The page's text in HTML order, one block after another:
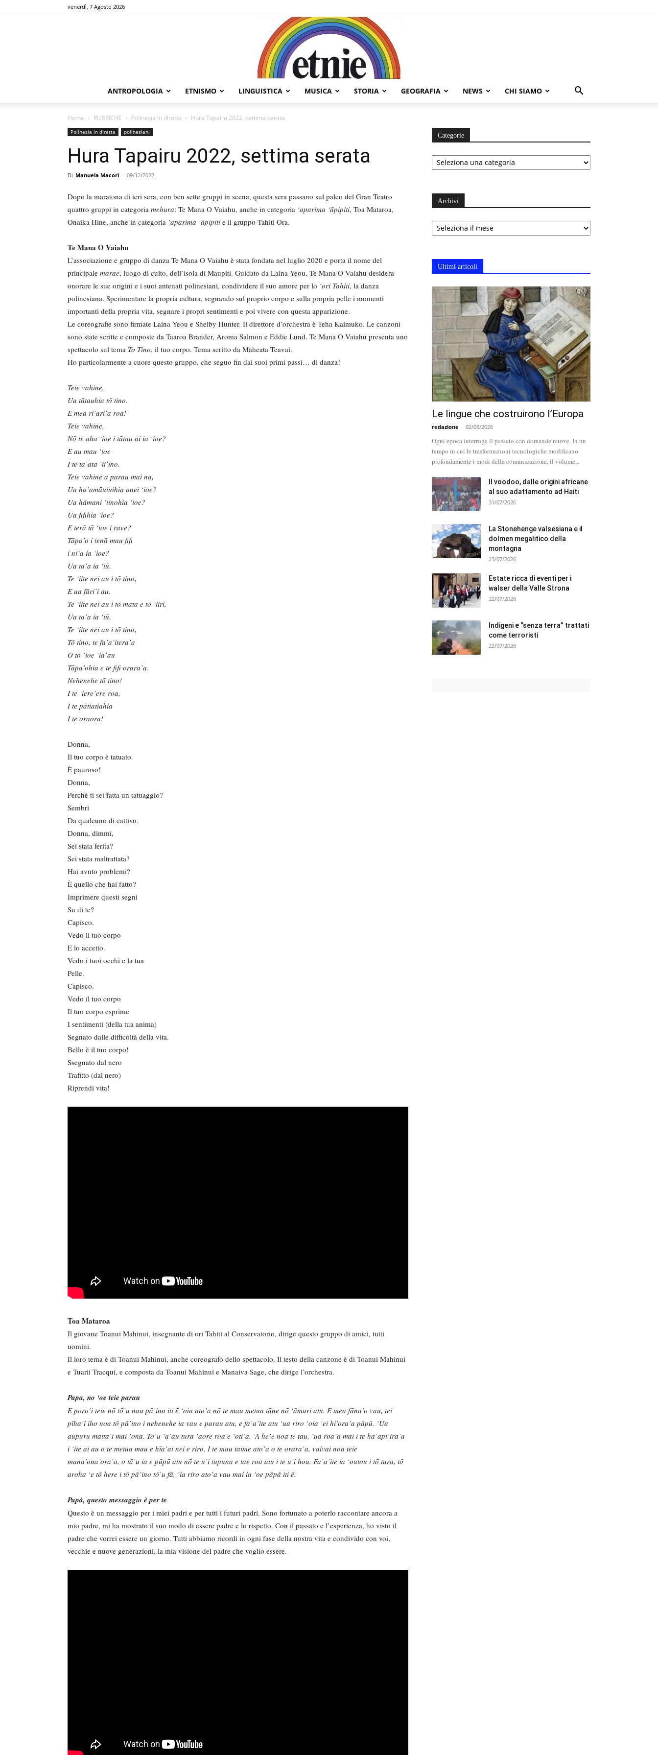
venerdì, 7 Agosto 2026
ANTROPOLOGIA ETNISMO LINGUISTICA MUSICA STORIA GEOGRAFIA NEWS CHI SIAMO
Home RUBRICHE Polinesia in diretta Hura Tapairu 2022, settima serata
Polinesia in diretta polinesiani
Hura Tapairu 2022, settima serata
Di Manuela Macori - 09/12/2022
Dopo la maratona di ieri sera, con ben sette gruppi in scena, questa sera passano sul palco del Gran Teatro
quattro gruppi in categoria mehura: Te Mana O Vaiahu, anche in categoria ‘aparima ‘āpipiti, Toa Mataroa,
Onaika Hine, anche in categoria ‘aparima ‘āpipiti e il gruppo Tahiti Ora.
Te Mana O Vaiahu
L’associazione e gruppo di danza Te Mana O Vaiahu è stata fondata nel luglio 2020 e porta il nome del
principale marae, luogo di culto, dell’isola di Maupiti. Guidato da Laina Yeou, Te Mana O Vaiahu desidera
onorare le sue origini e i suoi antenati polinesiani, condividere il suo amore per lo ‘ori Tahiti, la danza
polinesiana. Sperimentare la propria cultura, segnando sul proprio corpo e sulla propria pelle i momenti
importanti della propria vita, segnare i propri sentimenti e poi vivere con questa apparizione.
Le coreografie sono firmate Laina Yeou e Shelby Hunter. Il direttore d’orchestra è Teha Kaimuko. Le canzoni
sono state scritte e composte da Taaroa Brander, Aroma Salmon e Eddie Lund. Te Mana O Vaiahu presenta uno
spettacolo sul tema To Tino, il tuo corpo. Tema scritto da Maheata Teavai.
Ho particolarmente a cuore questo gruppo, che seguo fin dai suoi primi passi… di danza!
Teie vahine,
Ua tātauhia tō tino.
E mea ri’ari’a roa!
Teie vahine,
Nō te aha ‘ioe i tātau ai ia ‘ioe?
E au mau ‘ioe
I te ta’ata ‘ii’ino.
Teie vahine a parau mai na,
Ua ha’amāuiuihia anei ‘ioe?
Ua hāmani ‘iinohia ‘ioe?
Ua fifihia ‘ioe?
E terā tā ‘ioe i rave?
Tāpa’o i tenā mau fifi
i ni’a ia ‘ioe?
Ua ta’a ia ‘iū.
Te ‘iite nei au i tō tino,
E ua fāri’i au.
Te ‘iite nei au i tō mata e tō ‘iiri,
Ua ta’a ia ‘iū.
Te ‘iite nei au i tō tino,
Tō tino, te fa’a’itera’a
O tō ‘ioe ‘iā’au
Tāpa’ohia e te fifi orara’a.
Nehenehe tō tino!
I te ‘iere’ere roa,
I te pātiatiahia
I te oraora!
Donna,
Il tuo corpo è tatuato.
È pauroso!
Donna,
Perché ti sei fatta un tatuaggio?
Sembri
Da qualcuno di cattivo.
Donna, dimmi,
Sei stata ferita?
Sei stata maltrattata?
Hai avuto problemi?
È quello che hai fatto?
Imprimere questi segni
Su di te?
Capisco.
Vedo il tuo corpo
E lo accetto.
Vedo i tuoi occhi e la tua
Pelle.
Capisco.
Vedo il tuo corpo
Il tuo corpo esprime
I sentimenti (della tua anima)
Segnato dalle difficoltà della vita.
Bello è il tuo corpo!
Ssegnato dal nero
Trafitto (dal nero)
Riprendi vita!
Toa Mataroa
Il giovane Toanui Mahinui, insegnante di ori Tahiti al Conservatorio, dirige questo gruppo di amici, tutti
uomini.
Il loro tema è di Toanui Mahinui, anche coreografo dello spettacolo. Il testo della canzone è di Toanui Mahinui
e Tuarii Tracqui, e composta da Toanui Mahinui e Manaiva Sage, che dirige l’orchestra.
Papa, no ‘oe teie parau
E poro’i teie nō tō’u nau pā’ino iti ē ‘oia ato’a nō te mau metua tāne nō ‘āmuri atu. E mea fāna’o vau, tei
pīha’i iho noa tō pā’ino i nehenehe ia vau e parau atu, e fa’a’ite atu ‘ua riro ‘oia ‘ei hi’ora’a pāpū. ‘Ua
aupuru maita’i mai ‘ōna. Tō’u ‘ā’au tura ‘aore roa e ‘ōti’a. ‘A he’e noa te tau, ‘ua roa’a mai i te ha’api’ira’a
i ‘ite ai au o te metua mau e hīa’ai nei e riro. I te mau taime ato’a o te orara’a, vaivai noa teie
mana’ona’ora’a, o tā’u ia e pūpū atu nō te u’i tupuna e tae roa atu i te u’i hou. Fa’a’ite ia ‘outou i tō tura, tō
aroha ‘e tō here i tō pā’ino tō’u fā, ‘ia riro ato’a vau mai ia ‘oe pāpā iti ē.
Papà, questo messaggio è per te
Questo è un messaggio per i miei padri e per tutti i futuri padri. Sono fortunato a poterlo raccontare ancora a
mio padre, mi ha mostrato il suo modo di essere padre e lo rispetto. Con il passato e l’esperienza, ho visto il
padre che vorrei essere un giorno. Tutti abbiamo ricordi in ogni fase della nostra vita e condivido con voi,
vecchie e nuove generazioni, la mia visione del padre che voglio essere.
Categorie
Categorie
Archivi
Archivi
Ultimi articoli
Le lingue che costruirono l’Europa
redazione - 02/08/2026
Ogni epoca interroga il passato con domande nuove. In un
tempo in cui le trasformazioni tecnologiche modificano
profondamente i modi della comunicazione, il volume...
Il voodoo, dalle origini africane
al suo adattamento ad Haiti
31/07/2026
La Stonehenge valsesiana e il
dolmen megalitico della
montagna
23/07/2026
Estate ricca di eventi per i
walser della Valle Strona
22/07/2026
Indigeni e “senza terra” trattati
come terroristi
22/07/2026